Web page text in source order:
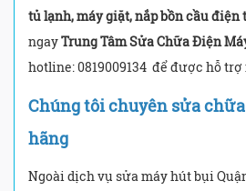
tủ lạnh, máy giặt, nắp bồn cầu điện
ngayTrung Tâm Sửa Chữa Điện
hotline: 0819009134 để được hỗ trợ
Chúng tôi chuyên sửa
hãng
Ngoài dịch vụ sửa máy hút bụi